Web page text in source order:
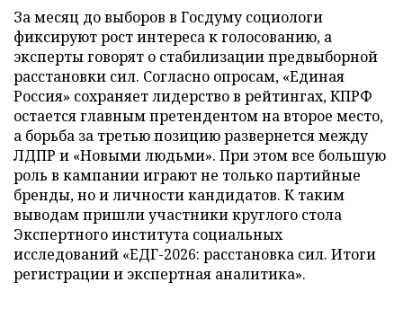
За месяц до выборов в Госдуму социологи
фиксируют рост интереса к голосованию, а
эксперты говорят о стабилизации предвыборной
расстановки сил. Согласно опросам, «Единая
Россия» сохраняет лидерство в рейтингах, КПРФ
остается главным претендентом на второе место,
а борьба за третью позицию развернется между
ЛДПР и «Новыми людьми». При этом все большую
роль в кампании играют не только партийные
бренды, но и личности кандидатов. К таким
выводам пришли участники круглого стола
Экспертного института социальных
исследований «ЕДГ-2026: расстановка сил. Итоги
регистрации и экспертная аналитика».